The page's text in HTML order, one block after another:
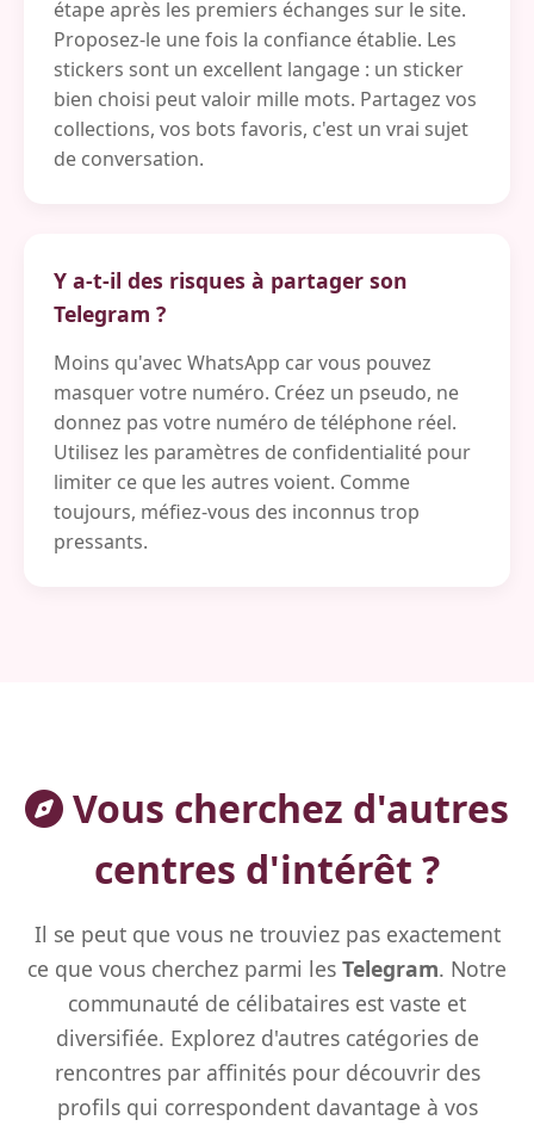
étape après les premiers échanges sur le site.
Proposez-le une fois la confiance établie. Les
stickers sont un excellent langage : un sticker
bien choisi peut valoir mille mots. Partagez vos
collections, vos bots favoris, c'est un vrai sujet
de conversation.
Y a-t-il des risques à partager son
Telegram ?
Moins qu'avec WhatsApp car vous pouvez
masquer votre numéro. Créez un pseudo, ne
donnez pas votre numéro de téléphone réel.
Utilisez les paramètres de confidentialité pour
limiter ce que les autres voient. Comme
toujours, méfiez-vous des inconnus trop
pressants.
Vous cherchez d'autres
centres d'intérêt ?
Il se peut que vous ne trouviez pas exactement
ce que vous cherchez parmi les Telegram. Notre
communauté de célibataires est vaste et
diversifiée. Explorez d'autres catégories de
rencontres par affinités pour découvrir des
profils qui correspondent davantage à vos